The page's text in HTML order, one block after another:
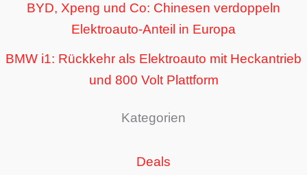
BYD, Xpeng und Co: Chinesen verdoppeln
Elektroauto-Anteil in Europa
BMW i1: Rückkehr als Elektroauto mit Heckantrieb
und 800 Volt Plattform
Kategorien
Deals